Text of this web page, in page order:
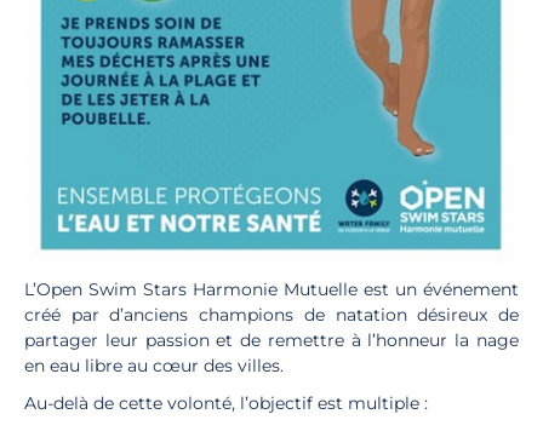
L’Open Swim Stars Harmonie Mutuelle est un événement
créé par d’anciens champions de natation désireux de
partager leur passion et de remettre à l’honneur la nage
en eau libre au cœur des villes.
Au-delà de cette volonté, l’objectif est multiple :